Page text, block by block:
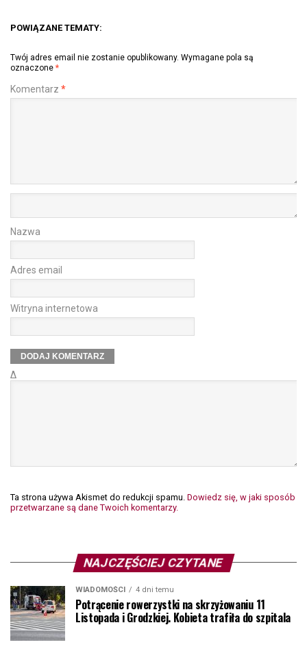
POWIĄZANE TEMATY:
Twój adres email nie zostanie opublikowany. Wymagane pola są
oznaczone *
Komentarz *
Nazwa
Adres email
Witryna internetowa
Δ
Ta strona używa Akismet do redukcji spamu. Dowiedz się, w jaki sposób
przetwarzane są dane Twoich komentarzy.
NAJCZĘŚCIEJ CZYTANE
WIADOMOŚCI 4 dni temu
Potrącenie rowerzystki na skrzyżowaniu 11
Listopada i Grodzkiej. Kobieta trafiła do szpitala